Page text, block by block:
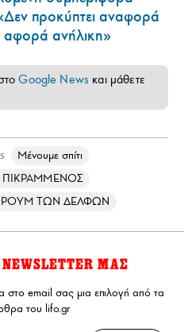
προκύπτει αναφορά
αφορά ανήλικη»
Google News και μάθετε
Μένουμε σπίτι
ΠΙΚΡΑΜΜΕΝΟΣ
ΤΩΝ ΔΕΛΦΩΝ
ΜΑΣ
στο email σας μια επιλογή από τα
του lifo.gr